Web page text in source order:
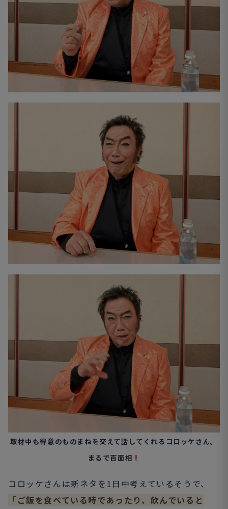
取材中も得意のものまねを交えて話してくれるコロッケさん。
まるで百面相
コロッケさんは新ネタを1日中考えているそうで、
「ご飯を食べている時であったり、飲んでいると